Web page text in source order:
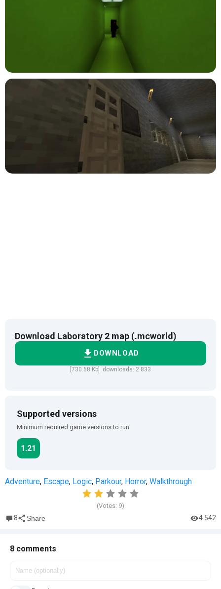
Download Laboratory 2 map (.mcworld)
DOWNLOAD
[730.68 Kb] downloads: 2 833
Supported versions
Minimum required game versions to run
1.21
Adventure, Escape, Logic, Parkour, Horror, Walkthrough
(Votes: 9)
8 Share 4 542
8 comments